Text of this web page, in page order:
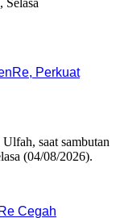
Perkuat
Cegah